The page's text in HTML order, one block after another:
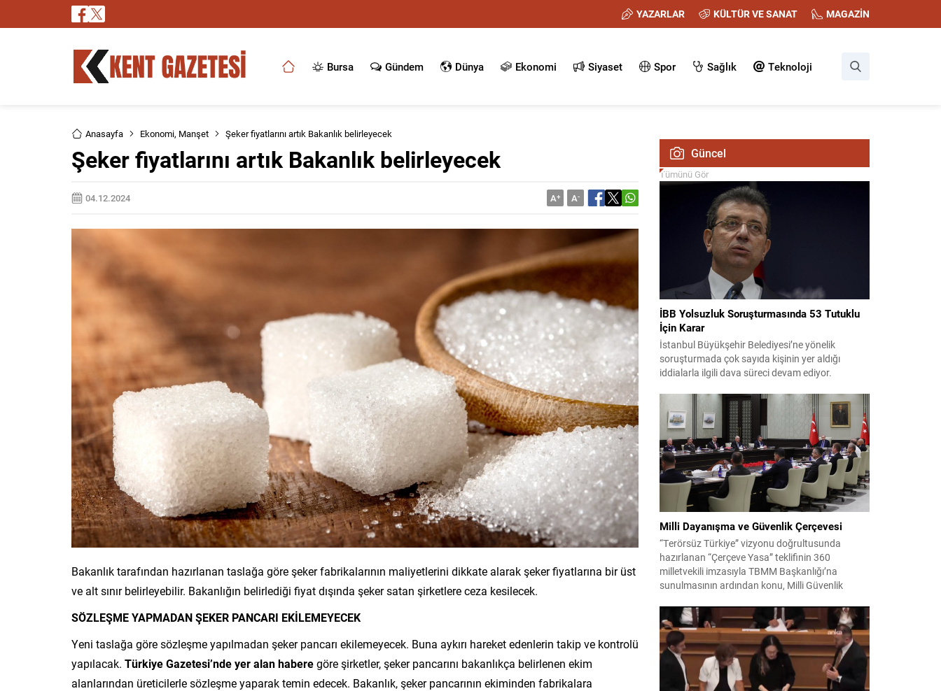
YAZARLAR KÜLTÜR VE SANAT MAGAZİN
Bursa Gündem Dünya Ekonomi Siyaset Spor Sağlık Teknoloji
Anasayfa Ekonomi, Manşet Şeker fiyatlarını artık Bakanlık belirleyecek
Şeker fiyatlarını artık Bakanlık belirleyecek
04.12.2024 A+ A-
Bakanlık tarafından hazırlanan taslağa göre şeker fabrikalarının maliyetlerini dikkate alarak şeker fiyatlarına bir üst
ve alt sınır belirleyebilir. Bakanlığın belirlediği fiyat dışında şeker satan şirketlere ceza kesilecek.
SÖZLEŞME YAPMADAN ŞEKER PANCARI EKİLEMEYECEK
Yeni taslağa göre sözleşme yapılmadan şeker pancarı ekilemeyecek. Buna aykırı hareket edenlerin takip ve kontrolü
yapılacak. Türkiye Gazetesi’nde yer alan haberegöre şirketler, şeker pancarını bakanlıkça belirlenen ekim
alanlarından üreticilerle sözleşme yaparak temin edecek. Bakanlık, şeker pancarının ekiminden fabrikalara
Güncel
Tümünü Gör
İBB Yolsuzluk Soruşturmasında 53 Tutuklu
İçin Karar
İstanbul Büyükşehir Belediyesi’ne yönelik
soruşturmada çok sayıda kişinin yer aldığı
iddialarla ilgili dava süreci devam ediyor.
sanıkların tutukluluk hallerini ayrı ayrı
değerlendirdi. İnceleme sonucunda, aralarında
Ekrem İmamoğlu’nun da bulunduğu 53 tutuklu
hakkında tutukluluk hallerinin sürdürülmesine
karar verildi. İddialar ve değerlendirilen talepler
Soruşturma kapsamında sanıklara yöneltilen...
Milli Dayanışma ve Güvenlik Çerçevesi
“Terörsüz Türkiye” vizyonu doğrultusunda
hazırlanan “Çerçeve Yasa” teklifinin 360
milletvekili imzasıyla TBMM Başkanlığı’na
sunulmasının ardından konu, Milli Güvenlik
Toplantı sonrası yayımlanan sekiz maddelik
bildiri, ülke güvenliği ve bölgesel gelişmelere dair
değerlendirmeleri içermektedir. Yaklaşık 2 saat
15 dakika süren oturumun sonuç metninde;
terörle mücadele, bölgesel istikrar,...